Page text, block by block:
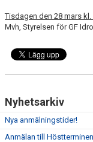
VÅRA GRUPPER
KONTAKT
Tisdagen den 28 mars kl.
Mvh, Styrelsen för GF
Nyhetsarkiv
Nya anmälningstider!
Anmälan till